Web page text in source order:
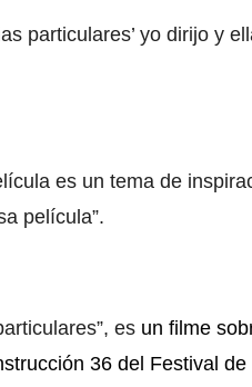
particulares’ yo dirijo y
es un tema de
película”.
es un filme
36 del Festival